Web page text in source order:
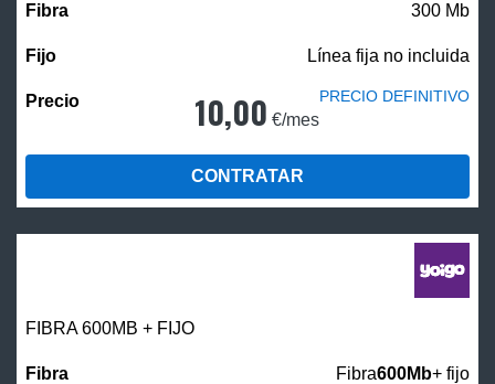
300 Mb
Línea fija no incluida
10,00 €/mes
PRECIO DEFINITIVO
CONTRATAR
FIBRA 600MB + FIJO
Fibra600Mb+ fijo